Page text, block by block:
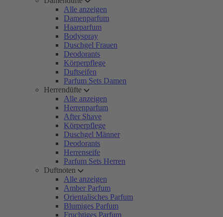
Alle anzeigen
Damenparfum
Haarparfum
Bodyspray
Duschgel Frauen
Deodorants
Körperpflege
Duftseifen
Parfum Sets Damen
Herrendüfte
Alle anzeigen
Herrenparfum
After Shave
Körperpflege
Duschgel Männer
Deodorants
Herrenseife
Parfum Sets Herren
Duftnoten
Alle anzeigen
Amber Parfum
Orientalisches Parfum
Blumiges Parfum
Fruchtiges Parfum